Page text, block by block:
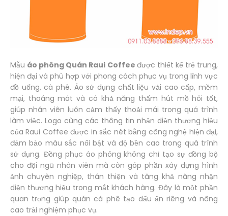
Mẫu áo phông Quán Raui Coffee được thiết kế trẻ trung,
hiện đại và phù hợp với phong cách phục vụ trong lĩnh vực
đồ uống, cà phê. Áo sử dụng chất liệu vải cao cấp, mềm
mại, thoáng mát và có khả năng thấm hút mồ hôi tốt,
giúp nhân viên luôn cảm thấy thoải mái trong quá trình
làm việc. Logo cùng các thông tin nhận diện thương hiệu
của Raui Coffee được in sắc nét bằng công nghệ hiện đại,
đảm bảo màu sắc nổi bật và độ bền cao trong quá trình
sử dụng. Đồng phục áo phông không chỉ tạo sự đồng bộ
cho đội ngũ nhân viên mà còn góp phần xây dựng hình
ảnh chuyên nghiệp, thân thiện và tăng khả năng nhận
diện thương hiệu trong mắt khách hàng. Đây là một phần
quan trọng giúp quán cà phê tạo dấu ấn riêng và nâng
cao trải nghiệm phục vụ.